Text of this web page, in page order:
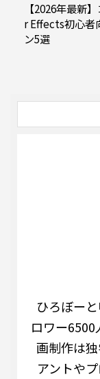
【2026年最新
r Effects初心者
ン5選
ひろぼー
ロワー
画制作は
アントや